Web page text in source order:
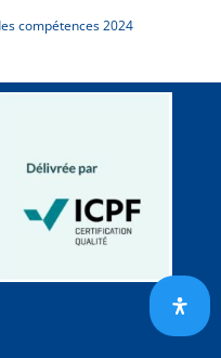
compétences 2024